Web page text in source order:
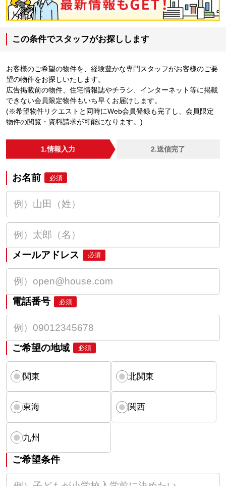
この条件でスタッフがお探しします
お客様のご希望の物件を、経験豊かな専門スタッフがお客様のご要
望の物件をお探しいたします。
広告掲載前の物件、住宅情報誌やチラシ、インターネット等に掲載
できない会員限定物件もいち早くお届けします。
(※希望物件リクエストと同時にWeb会員登録も完了し、会員限定
物件の閲覧・資料請求が可能になります。)
1.情報入力 2.送信完了
お名前 必須
メールアドレス 必須
電話番号 必須
ご希望の地域 必須
関東 北関東
東海 関西
九州
ご希望条件